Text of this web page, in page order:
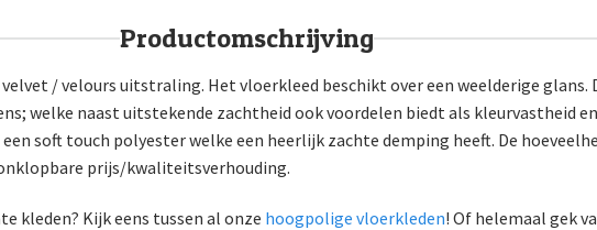
Productomschrijving
/ velours uitstraling. Het vloerkleed beschikt over een weelderige glans.
welke naast uitstekende zachtheid ook voordelen biedt als kleurvastheid
soft touch polyester welke een heerlijk zachte demping heeft. De
prijs/kwaliteitsverhouding.
kleden? Kijk eens tussen al onze hoogpolige vloerkleden! Of helemaal gek